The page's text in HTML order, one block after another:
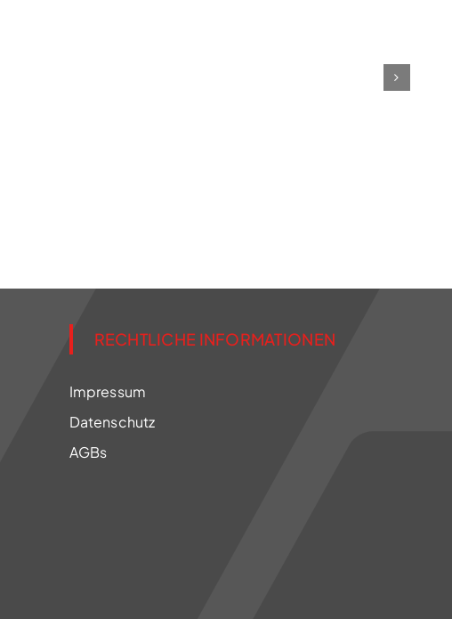
RECHTLICHE INFORMATIONEN
Impressum
Datenschutz
AGBs